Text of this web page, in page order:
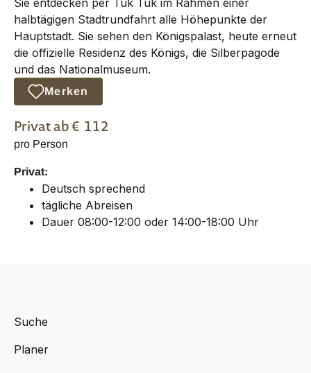
halbtägigen Stadtrundfahrt alle Höhepunkte der
Hauptstadt. Sie sehen den Königspalast, heute erneut
die offizielle Residenz des Königs, die Silberpagode
und das Nationalmuseum.
Merken
Privatab € 112
pro Person
Privat:
Deutsch sprechend
tägliche Abreisen
Dauer 08:00-12:00 oder 14:00-18:00 Uhr
Suche
Planer